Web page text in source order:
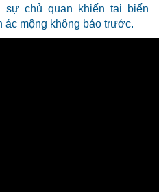
sự chủ quan khiến tai biến
ác mộng không báo trước.